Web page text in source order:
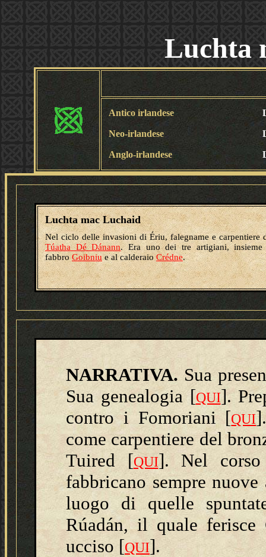
Luchta
Antico irlandese
Neo-irlandese
Anglo-irlandese
Luchta mac Luchaid
Nel ciclo delle invasioni di Ériu, falegname e carpentiere
Túatha Dé Dánann. Era uno dei tre artigiani, insieme
fabbroGoibniue al calderaioCrédne.
NARRATIVA. Sua
Sua genealogia [QUI].
contro i Fomoriani[QUI
come carpentiere del
Tuired [QUI]. Nel
fabbricano sempre
luogo di quelle
Rúadán, il quale
ucciso [QUI].